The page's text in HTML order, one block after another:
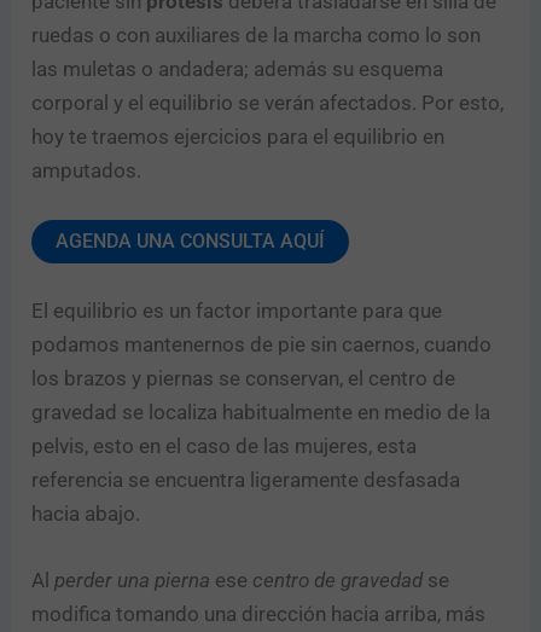
ruedas o con auxiliares de la marcha como lo son
las muletas o andadera; además su esquema
corporal y el equilibrio se verán afectados. Por esto,
hoy te traemos ejercicios para el equilibrio en
amputados.
AGENDA UNA CONSULTA AQUÍ
El equilibrio es un factor importante para que
podamos mantenernos de pie sin caernos, cuando
los brazos y piernas se conservan, el centro de
gravedad se localiza habitualmente en medio de la
pelvis, esto en el caso de las mujeres, esta
referencia se encuentra ligeramente desfasada
hacia abajo.
Alperder una pierna ese centro de gravedad se
modifica tomando una dirección hacia arriba, más